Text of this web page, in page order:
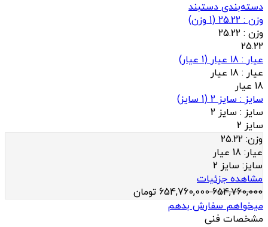
دسته‌بندی دستبند
وزن : 25.22
(
1 وزن)
وزن : 25.22
25.22
عيار : 18 عیار
(
1 عيار)
عيار : 18 عیار
18 عیار
سایز : سایز 2 (
1 سایز)
سایز : سایز 2
سایز 2
وزن: 25.22
عيار: 18 عیار
سایز: سایز 2
مشاهده جزئیات
654,760,000
654,760,000 تومان
میخواهم سفارش بدهم
مشخصات فنی